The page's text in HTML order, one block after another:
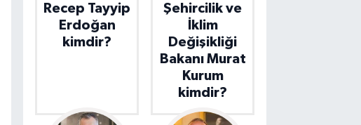
Recep Tayyip
Erdoğan
kimdir?
Şehircilik ve
İklim
Değişikliği
Bakanı Murat
Kurum
kimdir?